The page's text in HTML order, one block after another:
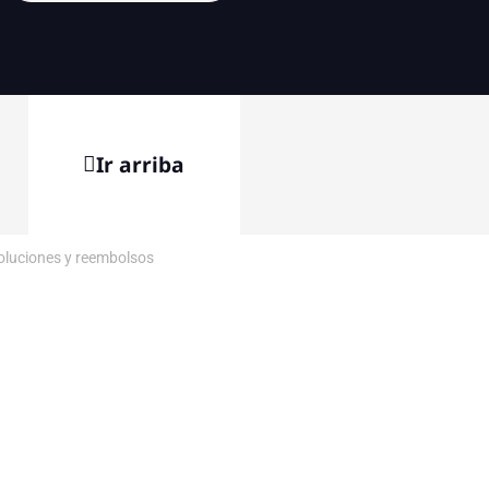
Ir arriba
y reembolsos